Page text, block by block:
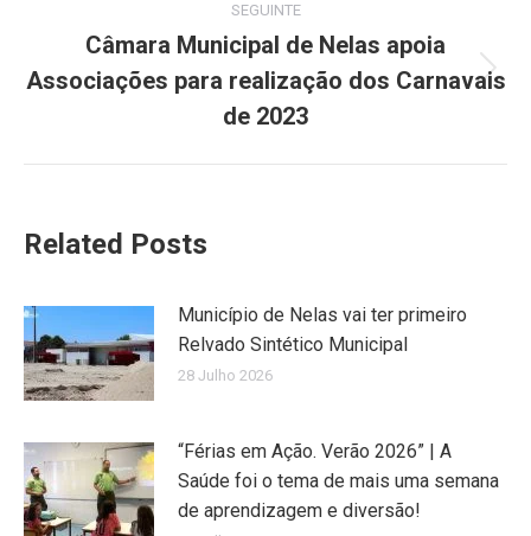
SEGUINTE
Next
post:
Câmara Municipal de Nelas apoia
Associações para realização dos Carnavais
de 2023
Related Posts
Município de Nelas vai ter primeiro
Relvado Sintético Municipal
28 Julho 2026
“Férias em Ação. Verão 2026” | A
Saúde foi o tema de mais uma semana
de aprendizagem e diversão!